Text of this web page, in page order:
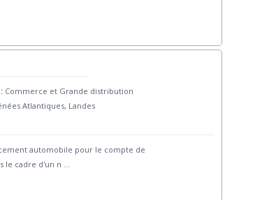
Commerce et Grande distribution
Atlantiques, Landes
automobile pour le compte de
le cadre d'un n ...